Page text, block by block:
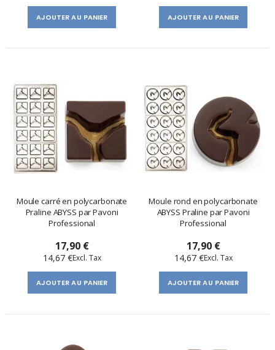
AJOUTER AU PANIER AJOUTER AU PANIER
Moule carré en polycarbonate
Praline ABYSS par Pavoni
Professional
17,90 €
14,67 €
AJOUTER AU PANIER
Moule rond en polycarbonate
ABYSS Praline par Pavoni
Professional
17,90 €
14,67 €
AJOUTER AU PANIER